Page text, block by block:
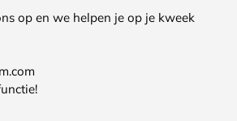
op en we helpen je op je kweek